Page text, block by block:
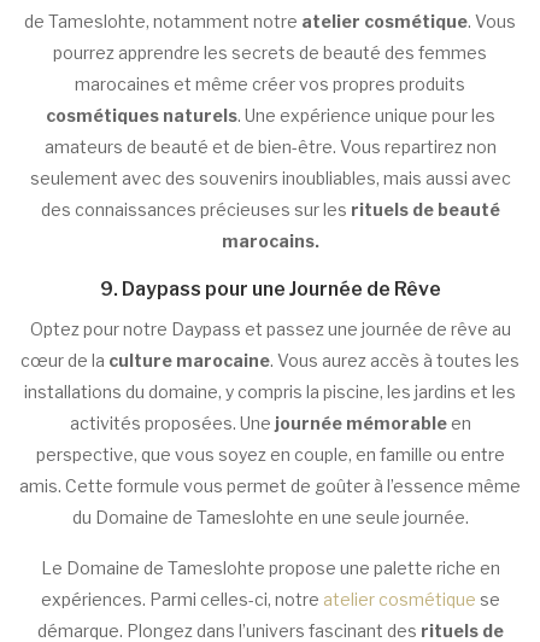
de Tameslohte, notamment notre atelier cosmétique. Vous
pourrez apprendre les secrets de beauté des femmes
marocaines et même créer vos propres produits
cosmétiques naturels. Une expérience unique pour les
amateurs de beauté et de bien-être. Vous repartirez non
seulement avec des souvenirs inoubliables, mais aussi avec
des connaissances précieuses sur les rituels de beauté
marocains.
9. Daypass pour une Journée de Rêve
Optez pour notre Daypass et passez une journée de rêve au
cœur de la culture marocaine. Vous aurez accès à toutes les
installations du domaine, y compris la piscine, les jardins et les
activités proposées. Une journée mémorableen
perspective, que vous soyez en couple, en famille ou entre
amis. Cette formule vous permet de goûter à l’essence même
du Domaine de Tameslohte en une seule journée.
Le Domaine de Tameslohte propose une palette riche en
expériences. Parmi celles-ci, notre atelier cosmétique se
démarque. Plongez dans l’univers fascinant des rituels de